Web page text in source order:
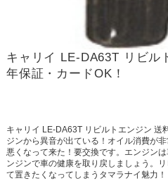
キャリイ LE-DA63T リビル
年保証・カードOK！
キャリイ LE-DA63T リビルトエンジン 送
ジンから異音が出ている！オイル消費が
悪くなって来た！要交換です。エンジン
ンジンで車の健康を取り戻しましょう。
て置きたくなってしまうタマラナイ魅力！